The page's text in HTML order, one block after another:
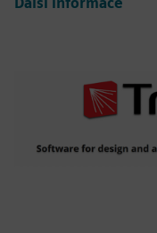
Další informace